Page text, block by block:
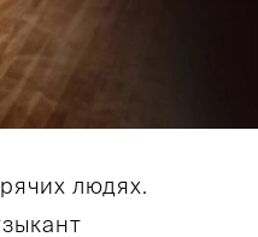
светом. У
людях.